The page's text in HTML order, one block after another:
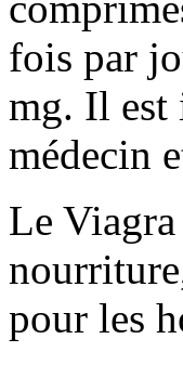
fois par
mg. Il est
médecin
Le
pour les